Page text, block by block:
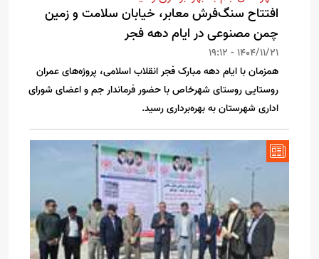
افتتاح سنگ‌فرش معابر، خیابان سلامت و زمین
چمن مصنوعی در ایام دهه فجر
1404/11/21 - 19:12
همزمان با ایام دهه مبارک فجر انقلاب اسلامی، پروژه‌های عمران
روستایی روستای شهرخاص با حضور فرماندار جم و اعضای شورای
اداری شهرستان به بهره‌برداری رسید.